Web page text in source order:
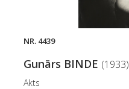
NR. 4439
Gunārs BINDE (1933)
Akts